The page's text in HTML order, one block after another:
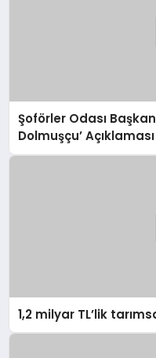
Şoförler Odası
Dolmuşçu’ Açıklaması
1,2 milyar TL’lik